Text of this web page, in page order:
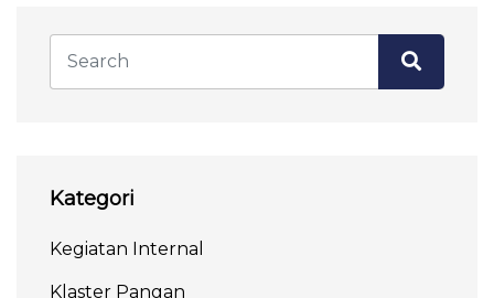
Kategori
Kegiatan Internal
Klaster Pangan